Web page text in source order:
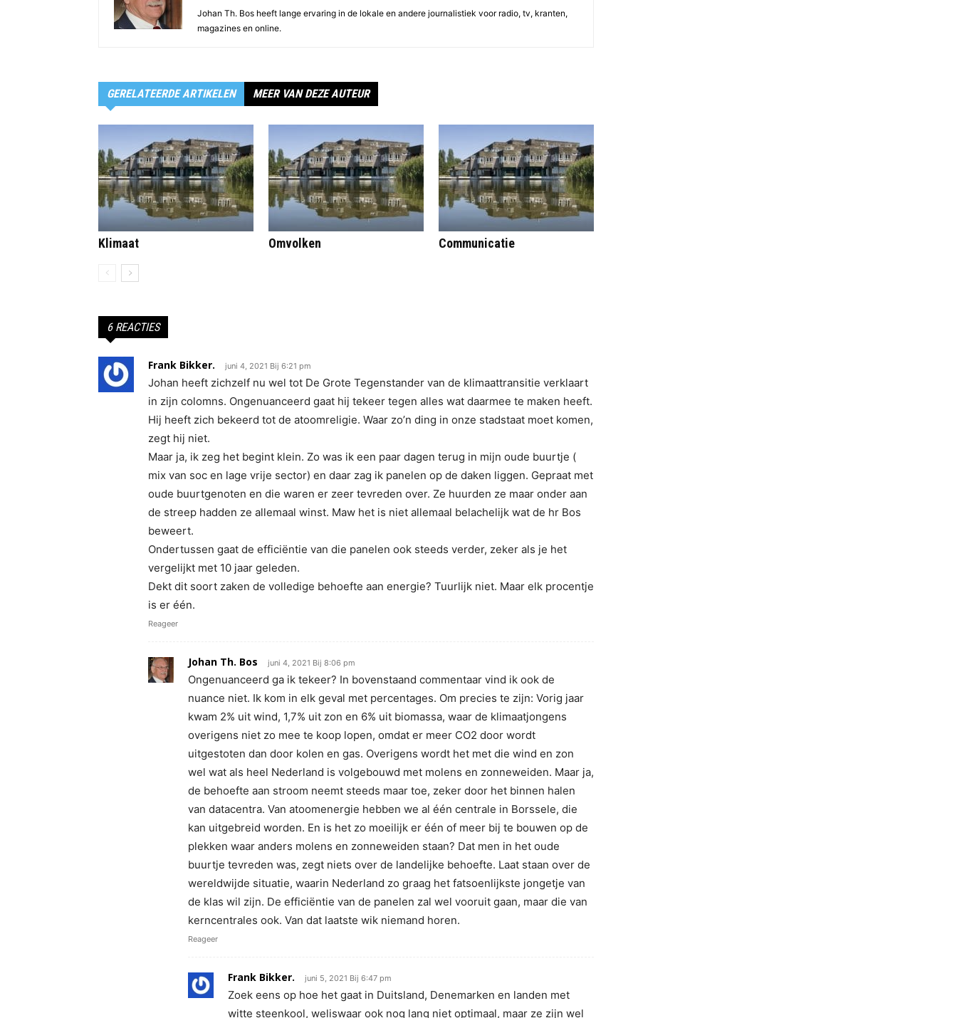
Johan Th. Bos heeft lange ervaring in de lokale en andere journalistiek voor radio, tv, kranten,
magazines en online.
GERELATEERDE ARTIKELEN MEER VAN DEZE AUTEUR
Klimaat Omvolken Communicatie
6 REACTIES
Frank Bikker. juni 4, 2021 Bij 6:21 pm
Johan heeft zichzelf nu wel tot De Grote Tegenstander van de klimaattransitie verklaart
in zijn colomns. Ongenuanceerd gaat hij tekeer tegen alles wat daarmee te maken heeft.
Hij heeft zich bekeerd tot de atoomreligie. Waar zo’n ding in onze stadstaat moet komen,
zegt hij niet.
Maar ja, ik zeg het begint klein. Zo was ik een paar dagen terug in mijn oude buurtje (
mix van soc en lage vrije sector) en daar zag ik panelen op de daken liggen. Gepraat met
oude buurtgenoten en die waren er zeer tevreden over. Ze huurden ze maar onder aan
de streep hadden ze allemaal winst. Maw het is niet allemaal belachelijk wat de hr Bos
beweert.
Ondertussen gaat de efficiëntie van die panelen ook steeds verder, zeker als je het
vergelijkt met 10 jaar geleden.
Dekt dit soort zaken de volledige behoefte aan energie? Tuurlijk niet. Maar elk procentje
is er één.
Reageer
Johan Th. Bos juni 4, 2021 Bij 8:06 pm
Ongenuanceerd ga ik tekeer? In bovenstaand commentaar vind ik ook de
nuance niet. Ik kom in elk geval met percentages. Om precies te zijn: Vorig jaar
kwam 2% uit wind, 1,7% uit zon en 6% uit biomassa, waar de klimaatjongens
overigens niet zo mee te koop lopen, omdat er meer CO2 door wordt
uitgestoten dan door kolen en gas. Overigens wordt het met die wind en zon
wel wat als heel Nederland is volgebouwd met molens en zonneweiden. Maar ja,
de behoefte aan stroom neemt steeds maar toe, zeker door het binnen halen
van datacentra. Van atoomenergie hebben we al één centrale in Borssele, die
kan uitgebreid worden. En is het zo moeilijk er één of meer bij te bouwen op de
plekken waar anders molens en zonneweiden staan? Dat men in het oude
buurtje tevreden was, zegt niets over de landelijke behoefte. Laat staan over de
wereldwijde situatie, waarin Nederland zo graag het fatsoenlijkste jongetje van
de klas wil zijn. De efficiëntie van de panelen zal wel vooruit gaan, maar die van
kerncentrales ook. Van dat laatste wik niemand horen.
Reageer
Frank Bikker. juni 5, 2021 Bij 6:47 pm
Zoek eens op hoe het gaat in Duitsland, Denemarken en landen met
witte steenkool, weliswaar ook nog lang niet optimaal, maar ze zijn wel